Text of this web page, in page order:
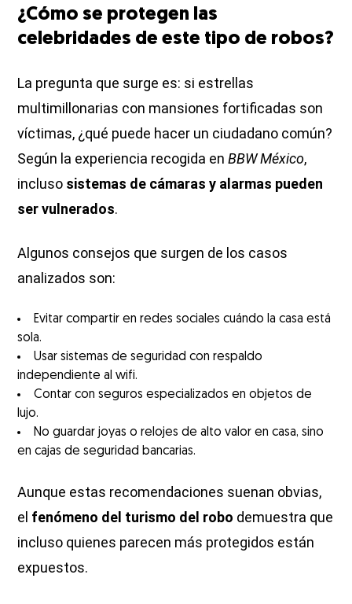
¿Cómo se protegen las
celebridades de este tipo de robos?
La pregunta que surge es: si estrellas
multimillonarias con mansiones fortificadas son
víctimas, ¿qué puede hacer un ciudadano común?
Según la experiencia recogida enBBW México,
incluso sistemas de cámaras y alarmas pueden
ser vulnerados.
Algunos consejos que surgen de los casos
analizados son:
Evitar compartir en redes sociales cuándo la casa está
sola.
Usar sistemas de seguridad con respaldo
independiente al wifi.
Contar con seguros especializados en objetos de
lujo.
No guardar joyas o relojes de alto valor en casa, sino
en cajas de seguridad bancarias.
Aunque estas recomendaciones suenan obvias,
el fenómeno del turismo del robo demuestra que
incluso quienes parecen más protegidos están
expuestos.